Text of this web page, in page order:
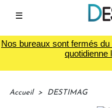
☰
Nos bureaux sont fermés
quotidienne
Accueil > DESTIMAG